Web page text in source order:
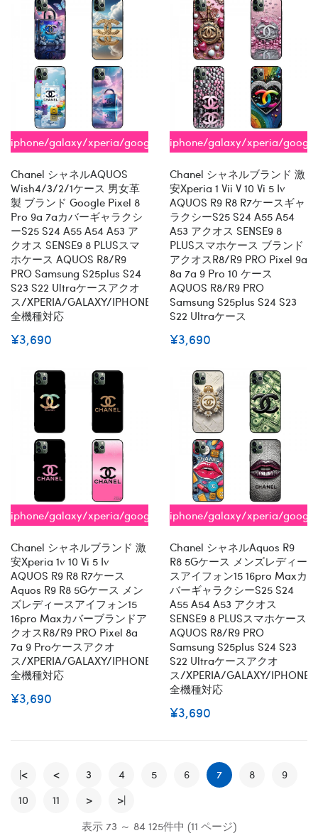
iphone/galaxy/xperia/google/aquos
Chanel シャネルAQUOS
Wish4/3/2/1ケース 男女革
製 ブランド Google Pixel 8
Pro 9a 7aカバーギャラクシ
ーs25 S24 A55 A54 A53 ア
クオス SENSE9 8 PLUSスマ
ホケース AQUOS R8/R9
PRO Samsung S25plus S24
S23 S22 Ultraケースアクオ
ス/XPERIA/GALAXY/IPHONE
全機種対応
¥3,690
iphone/galaxy/xperia/
Chanel シャネルブランド 激
安xperia 1 Vii V 10 Vi 5 Iv
AQUOS R9 R8 R7ケースギャ
ラクシーs25 S24 A55 A54
A53 アクオス SENSE9 8
PLUSスマホケース ブランド
アクオスR8/R9 PRO Pixel 9a
8a 7a 9 Pro 10 ケース
AQUOS R8/R9 PRO
Samsung S25plus S24 S23
S22 Ultraケース
¥3,690
iphone/galaxy/xperia/google/aquos
Chanel シャネルブランド 激
安xperia 1v 10 Vi 5 Iv
AQUOS R9 R8 R7ケース
Aquos R9 R8 5Gケース メン
ズレディースアイフォン15
16pro Maxカバーブランドア
クオスR8/R9 PRO Pixel 8a
7a 9 Proケースアクオ
ス/XPERIA/GALAXY/IPHONE
全機種対応
¥3,690
iphone/galaxy/xperia/
Chanel シャネルaquos R9
R8 5Gケース メンズレディー
スアイフォン15 16pro Maxカ
バーギャラクシーs25 S24
A55 A54 A53 アクオス
SENSE9 8 PLUSスマホケース
AQUOS R8/R9 PRO
Samsung S25plus S24 S23
S22 Ultraケースアクオ
ス/XPERIA/GALAXY/IPHONE
全機種対応
¥3,690
|< < 3 4 5 6 7 8
9
10
11 >
>|
表示 73 ～ 84 125件中 (11 ページ)